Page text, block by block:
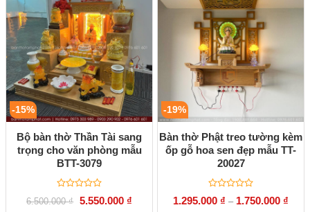
-15%
Bộ bàn thờ Thần Tài sang
trọng cho văn phòng mẫu
BTT-3079
Được
xếp
6.500.000₫ Giá
5.550.000 ₫Giá
-19%
Bàn thờ Phật treo tường kèm
ốp gỗ hoa sen đẹp mẫu TT-
20027
Được
xếp
1.295.000 ₫ – 1.750.000 ₫